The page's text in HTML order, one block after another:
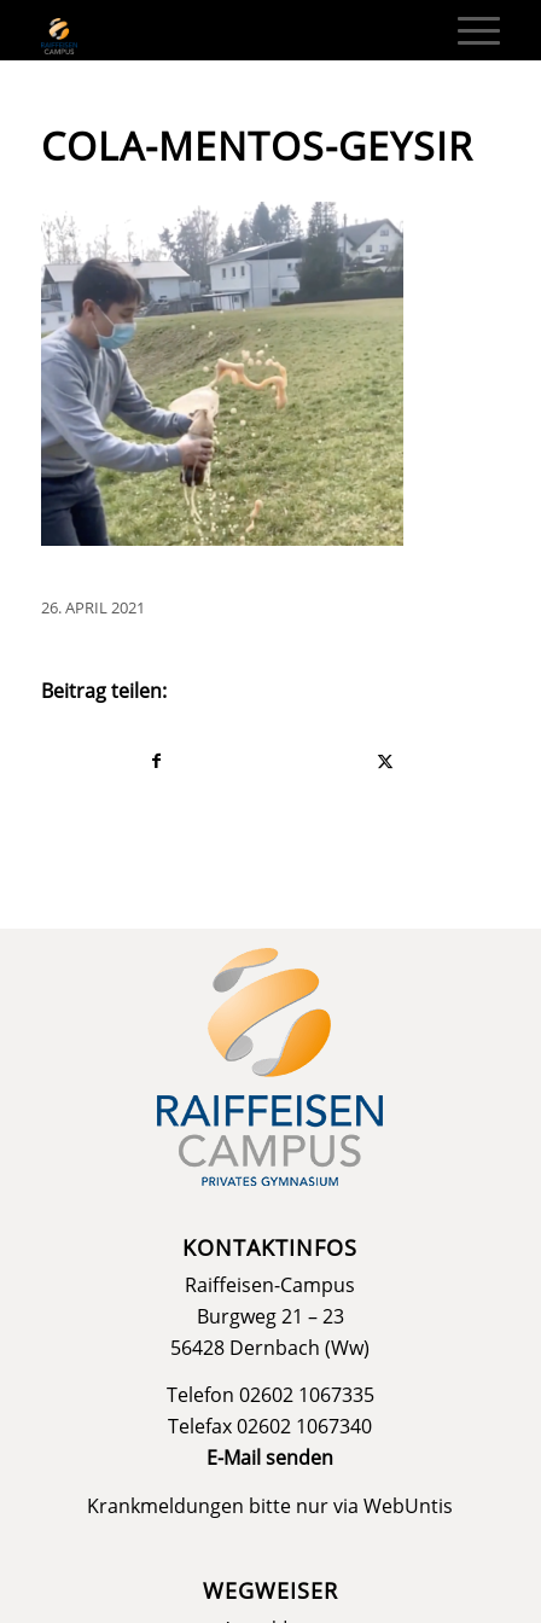
COLA-MENTOS-GEYSIR
26. APRIL 2021
Beitrag teilen:
KONTAKTINFOS
Raiffeisen-Campus
Burgweg 21 – 23
56428 Dernbach (Ww)
Telefon 02602 1067335
Telefax 02602 1067340
E-Mail senden
Krankmeldungen bitte nur viaWebUntis
WEGWEISER